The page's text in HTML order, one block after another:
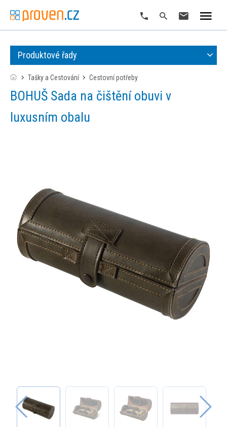
Produktové řady
Tašky a Cestování cestovní potřeby
BOHUŠ Sada na čištění obuvi v
luxusním obalu